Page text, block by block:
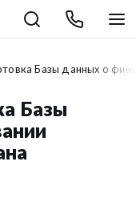
Базы данных о
Базы